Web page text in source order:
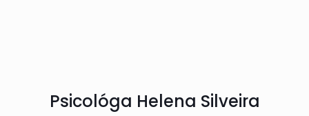
Psicológa Helena Silveira